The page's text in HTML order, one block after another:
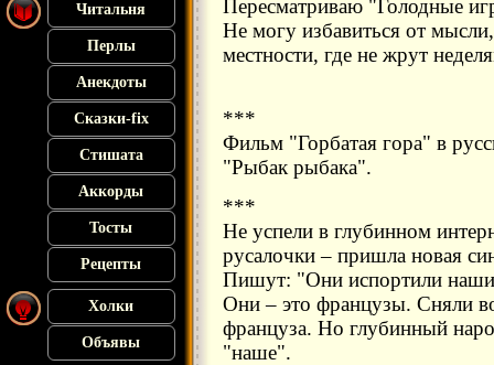
Читальня
Перлы
Анекдоты
Сказки-fix
Стишата
Аккорды
Тосты
Рецепты
Холки
Объявы
Пересматриваю "Голодные
Не могу избавиться от
местности, где не жрут
***
Фильм "Горбатая гора" в
"Рыбак рыбака".
***
Не успели в глубинном
русалочки – пришла новая
Пишут: "Они испортили
Они – это французы. Сняли
француза. Но глубинный
"наше".